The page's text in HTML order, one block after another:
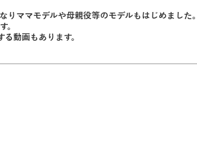
ママモデルや母親役等のモデルもはじめました。
。
動画もあります。